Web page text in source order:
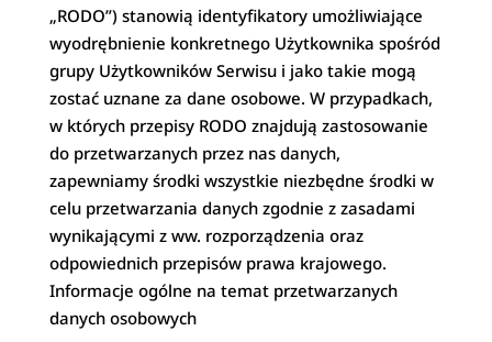
„RODO”) stanowią identyfikatory umożliwiające
wyodrębnienie konkretnego Użytkownika spośród
grupy Użytkowników Serwisu i jako takie mogą
zostać uznane za dane osobowe. W przypadkach,
w których przepisy RODO znajdują zastosowanie
do przetwarzanych przez nas danych,
zapewniamy środki wszystkie niezbędne środki w
celu przetwarzania danych zgodnie z zasadami
wynikającymi z ww. rozporządzenia oraz
odpowiednich przepisów prawa krajowego.
Informacje ogólne na temat przetwarzanych
danych osobowych